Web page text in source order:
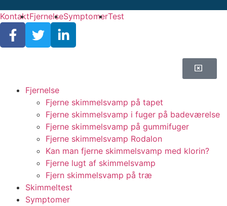
KontaktFjernelseSymptomerTest
Fjernelse
Fjerne skimmelsvamp på tapet
Fjerne skimmelsvamp i fuger på badeværelse
Fjerne skimmelsvamp på gummifuger
Fjerne skimmelsvamp Rodalon
Kan man fjerne skimmelsvamp med klorin?
Fjerne lugt af skimmelsvamp
Fjern skimmelsvamp på træ
Skimmeltest
Symptomer